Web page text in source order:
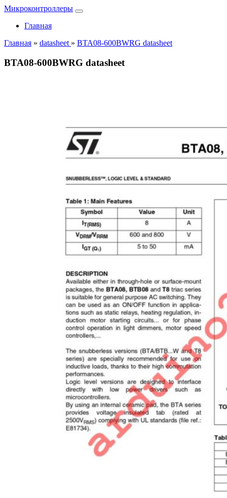
Микроконтроллеры
Главная
Главная » datasheet » BTA08-600BWRG datasheet
BTA08-600BWRG datasheet